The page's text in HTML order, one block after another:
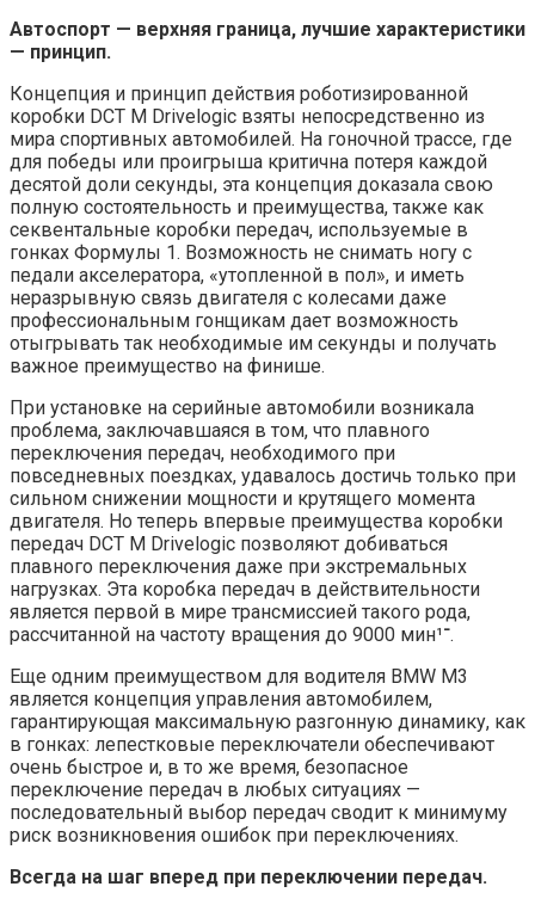
Автоспорт — верхняя граница, лучшие характеристики
— принцип.
Концепция и принцип действия роботизированной
коробки DCT М Drivelogic взяты непосредственно из
мира спортивных автомобилей. На гоночной трассе, где
для победы или проигрыша критична потеря каждой
десятой доли секунды, эта концепция доказала свою
полную состоятельность и преимущества, также как
секвентальные коробки передач, используемые в
гонках Формулы 1. Возможность не снимать ногу с
педали акселератора, «утопленной в пол», и иметь
неразрывную связь двигателя с колесами даже
профессиональным гонщикам дает возможность
отыгрывать так необходимые им секунды и получать
важное преимущество на финише.
При установке на серийные автомобили возникала
проблема, заключавшаяся в том, что плавного
переключения передач, необходимого при
повседневных поездках, удавалось достичь только при
сильном снижении мощности и крутящего момента
двигателя. Но теперь впервые преимущества коробки
передач DCT М Drivelogic позволяют добиваться
плавного переключения даже при экстремальных
нагрузках. Эта коробка передач в действительности
является первой в мире трансмиссией такого рода,
рассчитанной на частоту вращения до 9000 мин־¹.
Еще одним преимуществом для водителя BMW M3
является концепция управления автомобилем,
гарантирующая максимальную разгонную динамику, как
в гонках: лепестковые переключатели обеспечивают
очень быстрое и, в то же время, безопасное
переключение передач в любых ситуациях —
последовательный выбор передач сводит к минимуму
риск возникновения ошибок при переключениях.
Всегда на шаг вперед при переключении передач.